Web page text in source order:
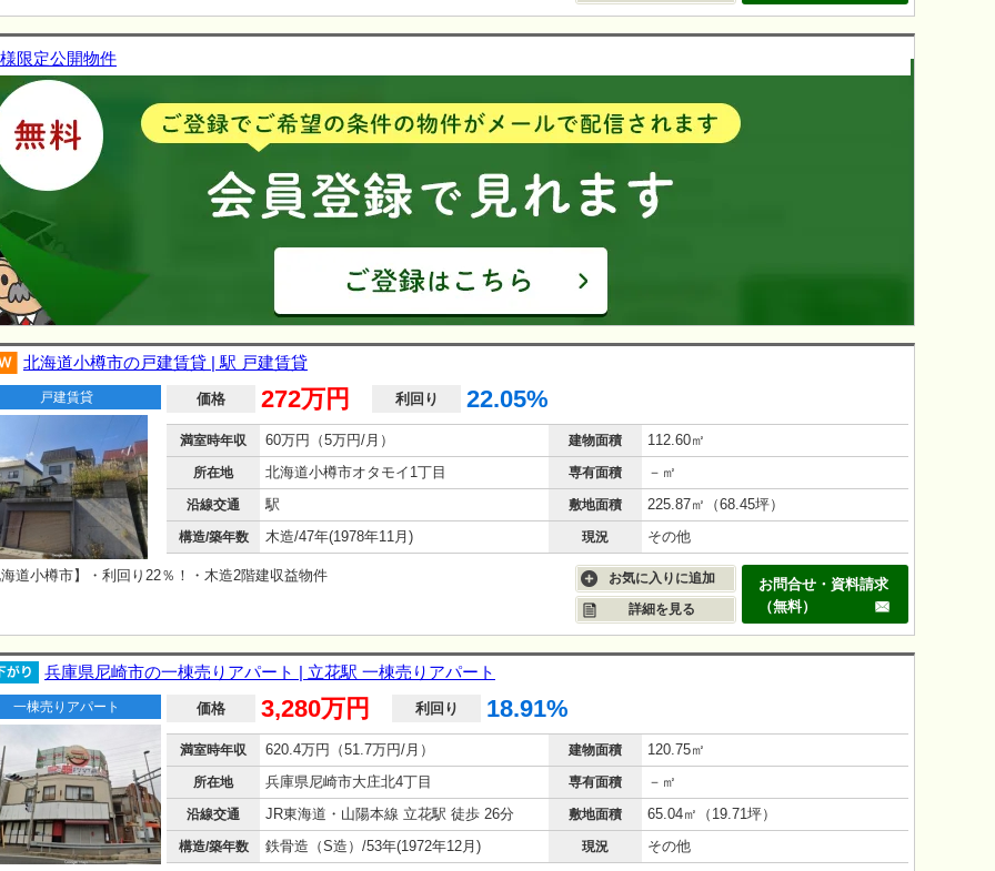
限定公開物件
北海道小樽市の戸建賃貸 | 駅 戸建賃貸
戸建賃貸 価格 272万円 利回り 22.05%
満室時年収 60万円（5万円/月） 建物面積 112.60㎡
所在地 北海道小樽市オタモイ1丁目 専有面積 －㎡
沿線交通 駅 敷地面積 225.87㎡（68.45坪）
構造/築年数 木造/47年(1978年11月) 現況 その他
道小樽市】・利回り22％！・木造2階建収益物件
お気に入りに追加
詳細を見る
お問合せ・資料請求
（無料）
兵庫県尼崎市の一棟売りアパート | 立花駅 一棟売りアパート
一棟売りアパート 価格 3,280万円 利回り 18.91%
満室時年収 620.4万円（51.7万円/月） 建物面積 120.75㎡
所在地 兵庫県尼崎市大庄北4丁目 専有面積 －㎡
沿線交通 JR東海道・山陽本線 立花駅 徒歩 26分 敷地面積 65.04㎡（19.71坪）
構造/築年数 鉄骨造（S造）/53年(1972年12月) 現況 その他